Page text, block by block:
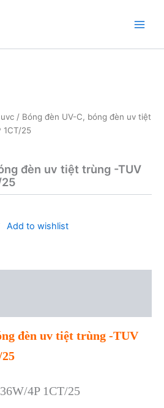
/ Bóng đèn UV-C, bóng đèn uv tiệt
1CT/25
đèn uv tiệt trùng -TUV
Add to wishlist
đèn uv tiệt trùng -TUV
4P 1CT/25